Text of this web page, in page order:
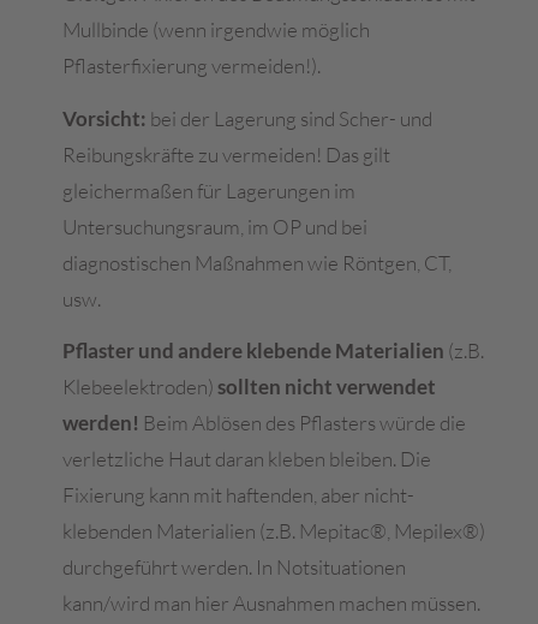
Mullbinde (wenn irgendwie möglich
Pflasterfixierung vermeiden!).
Vorsicht: bei der Lagerung sind Scher- und
Reibungskräfte zu vermeiden! Das gilt
gleichermaßen für Lagerungen im
Untersuchungsraum, im OP und bei
diagnostischen Maßnahmen wie Röntgen, CT,
usw.
Pflaster und andere klebende Materialien (z.B.
Klebeelektroden)sollten nicht verwendet
werden! Beim Ablösen des Pflasters würde die
verletzliche Haut daran kleben bleiben. Die
Fixierung kann mit haftenden, aber nicht-
klebenden Materialien (z.B. Mepitac®, Mepilex®)
durchgeführt werden. In Notsituationen
kann/wird man hier Ausnahmen machen müssen.